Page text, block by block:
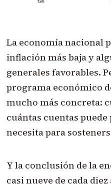
La economía nacional
inflación más baja y
generales favorables.
programa económico
mucho más concreta:
cuántas cuentas
necesita para
Y la conclusión de la
casi nueve de cada